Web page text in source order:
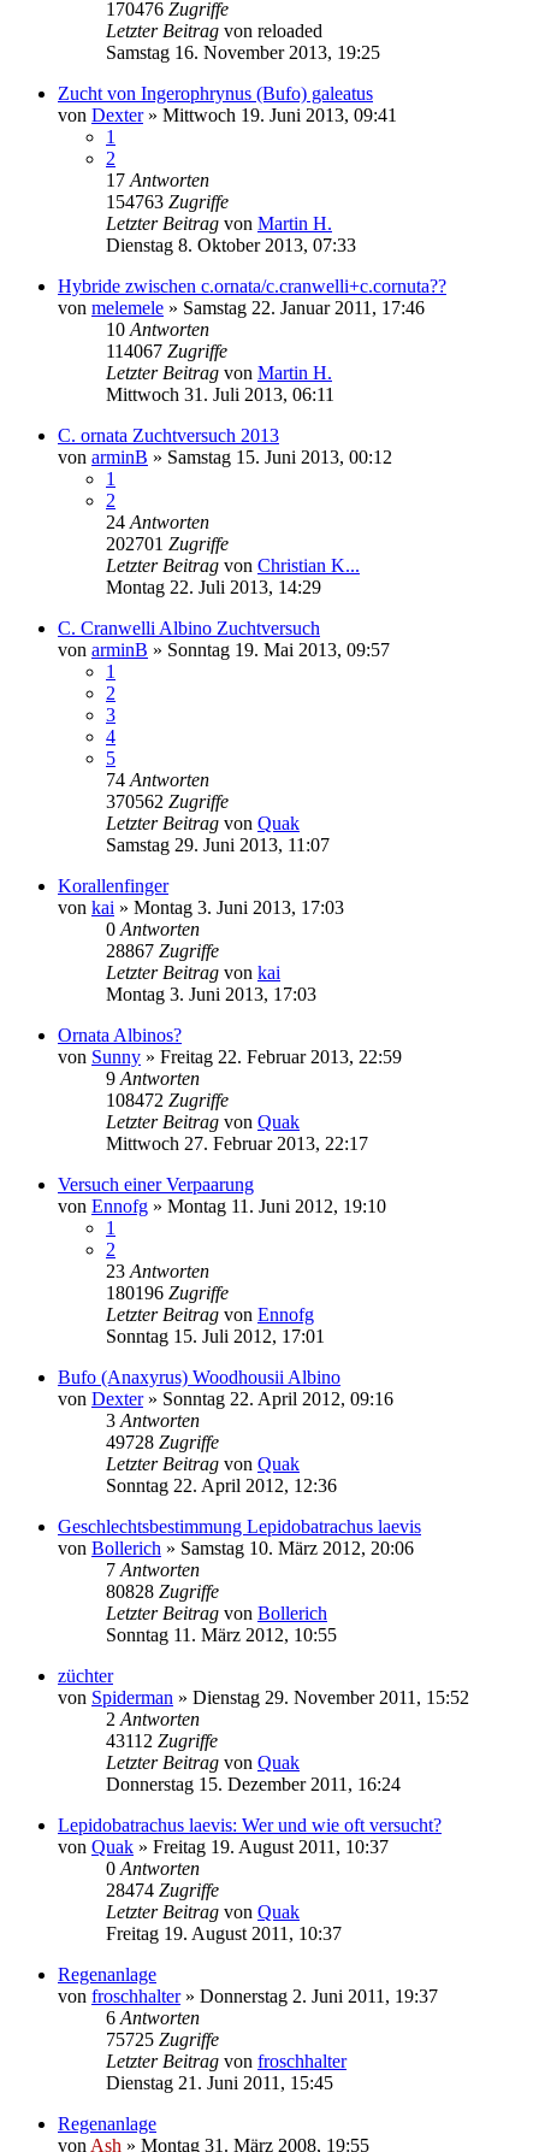
170476 Zugriffe
Letzter Beitrag von reloaded
Samstag 16. November 2013, 19:25
Zucht von Ingerophrynus (Bufo) galeatus
von Dexter» Mittwoch 19. Juni 2013, 09:41
1
2
17 Antworten
154763 Zugriffe
Letzter Beitrag von Martin H.
Dienstag 8. Oktober 2013, 07:33
Hybride zwischen c.ornata/c.cranwelli+c.cornuta??
von melemele » Samstag 22. Januar 2011, 17:46
10 Antworten
114067 Zugriffe
Letzter Beitrag von Martin H.
Mittwoch 31. Juli 2013, 06:11
C. ornata Zuchtversuch 2013
von arminB » Samstag 15. Juni 2013, 00:12
1
2
24 Antworten
202701 Zugriffe
Letzter Beitrag von Christian K...
Montag 22. Juli 2013, 14:29
C. Cranwelli Albino Zuchtversuch
von arminB » Sonntag 19. Mai 2013, 09:57
1
2
3
4
5
74 Antworten
370562 Zugriffe
Letzter Beitrag von Quak
Samstag 29. Juni 2013, 11:07
Korallenfinger
von kai » Montag 3. Juni 2013, 17:03
0 Antworten
28867 Zugriffe
Letzter Beitrag von kai
Montag 3. Juni 2013, 17:03
Ornata Albinos?
von Sunny » Freitag 22. Februar 2013, 22:59
9 Antworten
108472 Zugriffe
Letzter Beitrag von Quak
Mittwoch 27. Februar 2013, 22:17
Versuch einer Verpaarung
von Ennofg » Montag 11. Juni 2012, 19:10
1
2
23 Antworten
180196 Zugriffe
Letzter Beitrag von Ennofg
Sonntag 15. Juli 2012, 17:01
Bufo (Anaxyrus) Woodhousii Albino
von Dexter» Sonntag 22. April 2012, 09:16
3 Antworten
49728 Zugriffe
Letzter Beitrag von Quak
Sonntag 22. April 2012, 12:36
Geschlechtsbestimmung Lepidobatrachus laevis
von Bollerich » Samstag 10. März 2012, 20:06
7 Antworten
80828 Zugriffe
Letzter Beitrag von Bollerich
Sonntag 11. März 2012, 10:55
züchter
von Spiderman » Dienstag 29. November 2011, 15:52
2 Antworten
43112 Zugriffe
Letzter Beitrag von Quak
Donnerstag 15. Dezember 2011, 16:24
Lepidobatrachus laevis: Wer und wie oft versucht?
von Quak » Freitag 19. August 2011, 10:37
0 Antworten
28474 Zugriffe
Letzter Beitrag von Quak
Freitag 19. August 2011, 10:37
Regenanlage
von froschhalter» Donnerstag 2. Juni 2011, 19:37
6 Antworten
75725 Zugriffe
Letzter Beitrag von froschhalter
Dienstag 21. Juni 2011, 15:45
Regenanlage
von Ash » Montag 31. März 2008, 19:55